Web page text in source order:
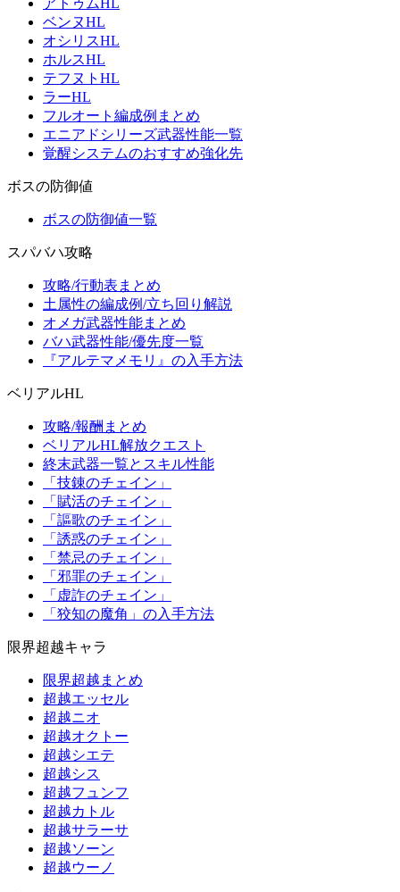
アトゥムHL
ベンヌHL
オシリスHL
ホルスHL
テフヌトHL
ラーHL
フルオート編成例まとめ
エニアドシリーズ武器性能一覧
覚醒システムのおすすめ強化先
ボスの防御値
ボスの防御値一覧
スパバハ攻略
攻略/行動表まとめ
土属性の編成例/立ち回り解説
オメガ武器性能まとめ
バハ武器性能/優先度一覧
『アルテマメモリ』の入手方法
ベリアルHL
攻略/報酬まとめ
ベリアルHL解放クエスト
終末武器一覧とスキル性能
「技錬のチェイン」
「賦活のチェイン」
「謳歌のチェイン」
「誘惑のチェイン」
「禁忌のチェイン」
「邪罪のチェイン」
「虚詐のチェイン」
「狡知の魔角」の入手方法
限界超越キャラ
限界超越まとめ
超越エッセル
超越ニオ
超越オクトー
超越シエテ
超越シス
超越フュンフ
超越カトル
超越サラーサ
超越ソーン
超越ウーノ